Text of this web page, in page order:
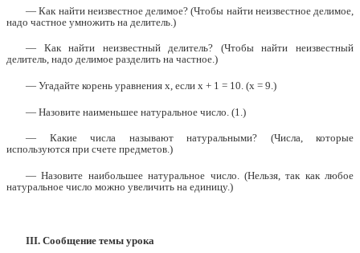
— Как найти неизвестное делимое? (Чтобы найти неизвестное делимое,
надо частное умножить на делитель.)
— Как найти неизвестный делитель? (Чтобы найти неизвестный
делитель, надо делимое разделить на частное.)
— Угадайте корень уравнения х, если х + 1 = 10. (х = 9.)
— Назовите наименьшее натуральное число. (1.)
— Какие числа называют натуральными? (Числа, которые
используются при счете предметов.)
— Назовите наибольшее натуральное число. (Нельзя, так как любое
натуральное число можно увеличить на единицу.)
III. Сообщение темы урока